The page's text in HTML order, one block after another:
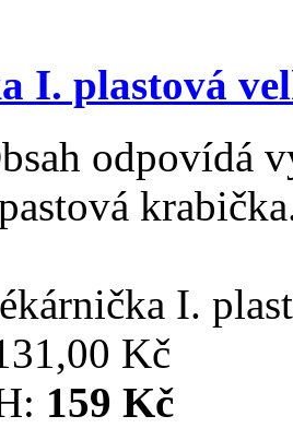
I. plastová
odpovídá
I.
Kč
159 Kč